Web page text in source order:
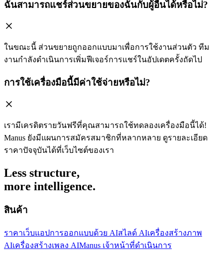
ฉันสามารถแชร์ส่วนขยายของฉันกับผู้อื่นได้หรือไม่?
ในขณะนี้ ส่วนขยายถูกออกแบบมาเพื่อการใช้งานส่วนตัว ทีม
งานกำลังดำเนินการเพิ่มฟีเจอร์การแชร์ในอัปเดตครั้งถัดไป
การใช้เครื่องมือนี้มีค่าใช้จ่ายหรือไม่?
เรามีเครดิตรายวันฟรีที่คุณสามารถใช้ทดลองเครื่องมือนี้ได้!
Manus ยังมีแผนการสมัครสมาชิกที่หลากหลาย ดูรายละเอียด
ราคาปัจจุบันได้ที่เว็บไซต์ของเรา
Less structure,
more intelligence.
สินค้า
ราคาเว็บแอปการออกแบบด้วย AIสไลด์ AIเครื่องสร้างภาพ
AIเครื่องสร้างเพลง AIManus เจ้าหน้าที่ดำเนินการ